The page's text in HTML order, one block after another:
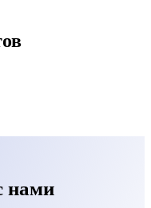
нами